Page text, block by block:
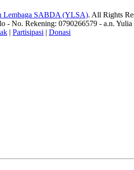
Lembaga SABDA (YLSA). All Rights
- No. Rekening: 0790266579 - a.n. Yulia
| Partisipasi | Donasi